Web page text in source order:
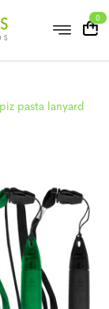
0
pasta lanyard